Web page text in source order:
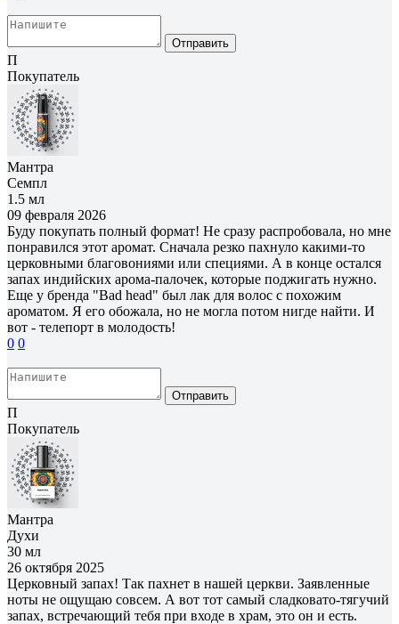
Отправить
П
Покупатель
Мантра
Семпл
1.5 мл
09 февраля 2026
Буду покупать полный формат! Не сразу распробовала, но мне
понравился этот аромат. Сначала резко пахнуло какими-то
церковными благовониями или специями. А в конце остался
запах индийских арома-палочек, которые поджигать нужно.
Еще у бренда "Bad head" был лак для волос с похожим
ароматом. Я его обожала, но не могла потом нигде найти. И
вот - телепорт в молодость!
0 0
Отправить
П
Покупатель
Мантра
Духи
30 мл
26 октября 2025
Церковный запах! Так пахнет в нашей церкви. Заявленные
ноты не ощущаю совсем. А вот тот самый сладковато-тягучий
запах, встречающий тебя при входе в храм, это он и есть.